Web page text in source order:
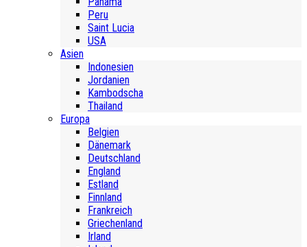
Peru
Saint Lucia
USA
Asien
Indonesien
Jordanien
Kambodscha
Thailand
Europa
Belgien
Dänemark
Deutschland
England
Estland
Finnland
Frankreich
Griechenland
Irland